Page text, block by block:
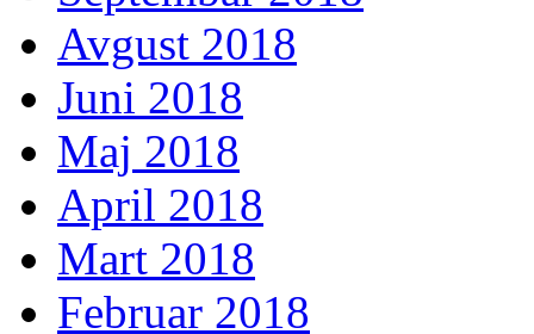
Avgust 2018
Juni 2018
Maj 2018
April 2018
Mart 2018
Februar 2018